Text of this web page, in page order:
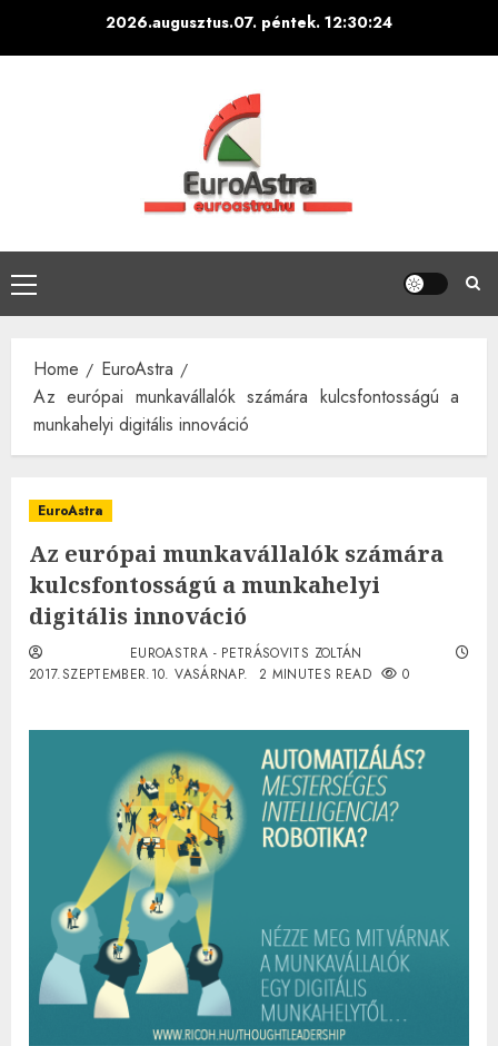
2026.augusztus.07. péntek. 12:30:25
Primary
Menu
Home
EuroAstra
Az európai munkavállalók számára kulcsfontosságú a
munkahelyi digitális innováció
EuroAstra
Az európai munkavállalók számára
kulcsfontosságú a munkahelyi
digitális innováció
EUROASTRA - PETRÁSOVITS ZOLTÁN
2017.SZEPTEMBER.10. VASÁRNAP.
2 MINUTES READ 0